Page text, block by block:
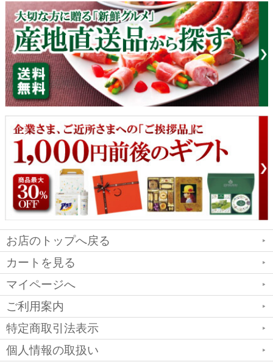
お店のトップへ戻る
カートを見る
マイページへ
ご利用案内
特定商取引法表示
個人情報の取扱い